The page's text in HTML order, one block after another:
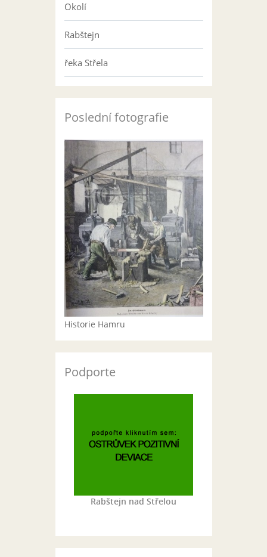
Okolí
Rabštejn
řeka Střela
Poslední fotografie
Historie Hamru
Podporte
Rabštejn nad Střelou